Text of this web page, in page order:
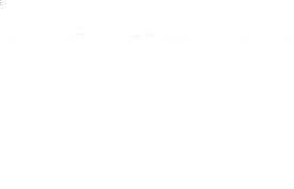
салон, якісне оздоблення та